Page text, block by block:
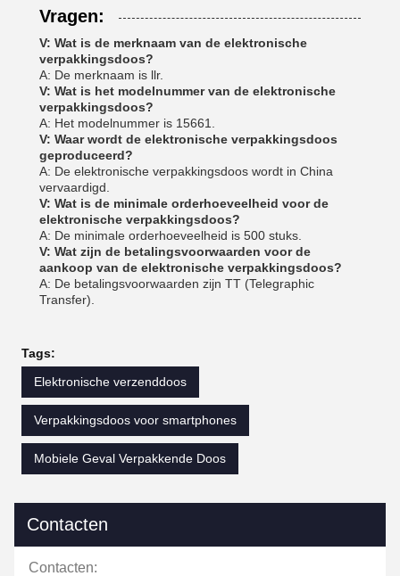
Vragen:
V: Wat is de merknaam van de elektronische
verpakkingsdoos?
A: De merknaam is llr.
V: Wat is het modelnummer van de elektronische
verpakkingsdoos?
A: Het modelnummer is 15661.
V: Waar wordt de elektronische verpakkingsdoos
geproduceerd?
A: De elektronische verpakkingsdoos wordt in China
vervaardigd.
V: Wat is de minimale orderhoeveelheid voor de
elektronische verpakkingsdoos?
A: De minimale orderhoeveelheid is 500 stuks.
V: Wat zijn de betalingsvoorwaarden voor de
aankoop van de elektronische verpakkingsdoos?
A: De betalingsvoorwaarden zijn TT (Telegraphic
Transfer).
Tags:
Elektronische verzenddoos
Verpakkingsdoos voor smartphones
Mobiele Geval Verpakkende Doos
Contacten
Contacten: